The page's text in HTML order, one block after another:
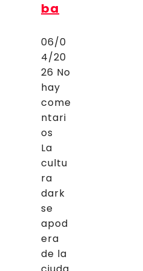
ba
06/0
4/20
26 No
hay
come
ntari
os
La
cultu
ra
dark
se
apod
era
de la